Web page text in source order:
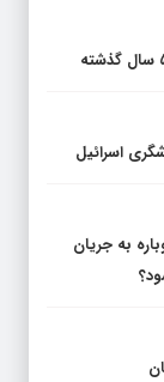
اسرائیل
به جریان